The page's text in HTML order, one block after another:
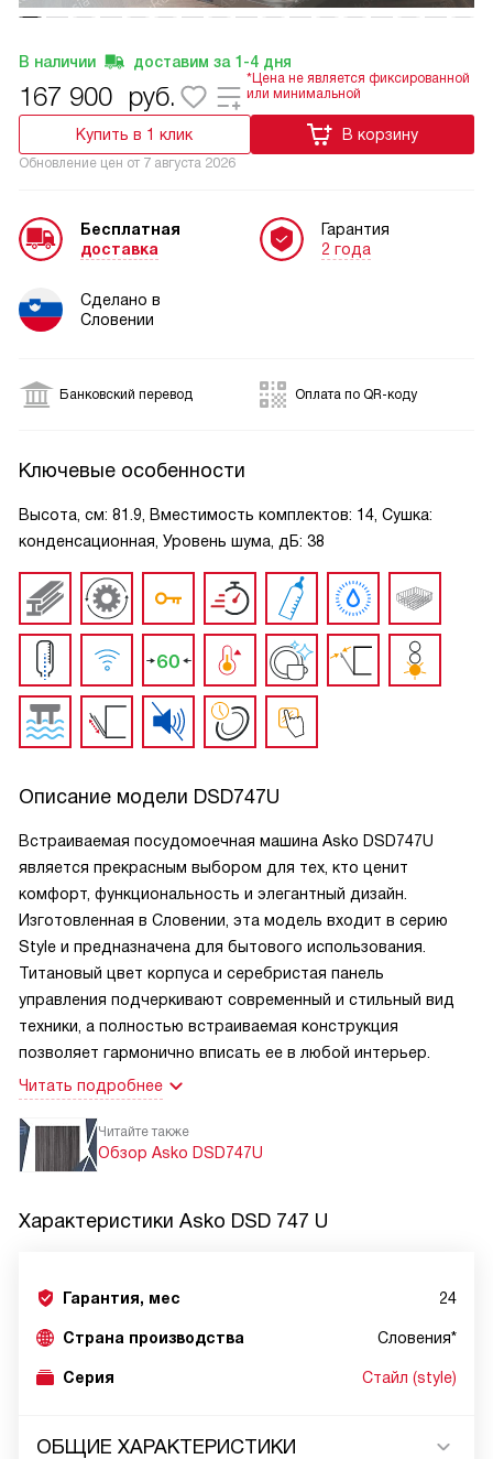
В наличии доставим за 1-4 дня
167 900 руб.
*Цена не является фиксированной
или минимальной
Купить в 1 клик В корзину
Обновление цен от 7 августа 2026
Бесплатная
доставка
Гарантия
2 года
Сделано в
Словении
Банковский перевод Оплата по QR-коду
Ключевые особенности
Высота, см: 81.9, Вместимость комплектов: 14, Сушка:
конденсационная, Уровень шума, дБ: 38
Описание модели DSD747U
Встраиваемая посудомоечная машина Asko DSD747U
является прекрасным выбором для тех, кто ценит
комфорт, функциональность и элегантный дизайн.
Изготовленная в Словении, эта модель входит в серию
Style и предназначена для бытового использования.
Титановый цвет корпуса и серебристая панель
управления подчеркивают современный и стильный вид
техники, а полностью встраиваемая конструкция
позволяет гармонично вписать ее в любой интерьер.
Читать подробнее
Читайте также
Обзор Asko DSD747U
Характеристики Asko DSD 747 U
Гарантия, мес 24
Страна производства Словения*
Серия Стайл (style)
ОБЩИЕ ХАРАКТЕРИСТИКИ